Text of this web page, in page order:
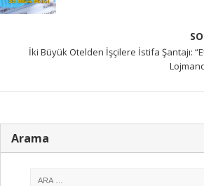
İki Büyük Otelden İşçilere İstifa Şantajı:
Arama